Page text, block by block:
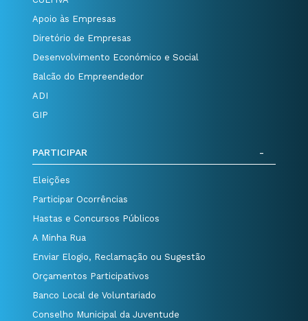
Apoio às Empresas
Diretório de Empresas
Desenvolvimento Económico e Social
Balcão do Empreendedor
ADI
GIP
PARTICIPAR
Eleições
Participar Ocorrências
Hastas e Concursos Públicos
A Minha Rua
Enviar Elogio, Reclamação ou Sugestão
Orçamentos Participativos
Banco Local de Voluntariado
Conselho Municipal da Juventude